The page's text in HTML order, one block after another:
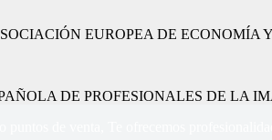
EUROPEA DE
DE PROFESIONALES DE LA